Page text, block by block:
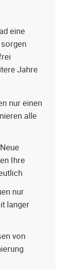
eine
Jahre
nur einen
alle
Ihre
nur
langer
von